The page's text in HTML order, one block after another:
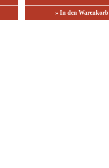
» In den Warenkorb